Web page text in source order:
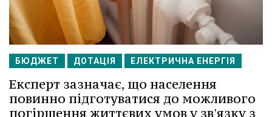
БЮДЖЕТ ДОТАЦІЯ ЕЛЕКТРИЧНА ЕНЕРГІЯ
Експерт зазначає, що населення
повинно підготуватися до можливого
погіршення життєвих умов у зв'язку з